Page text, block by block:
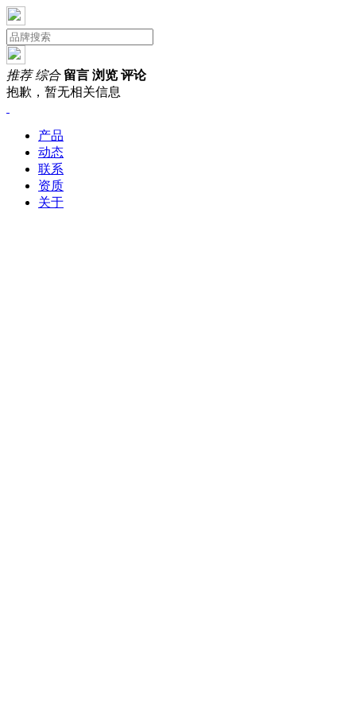
推荐 综合 留言 浏览 评论
抱歉，暂无相关信息
产品
动态
联系
资质
关于